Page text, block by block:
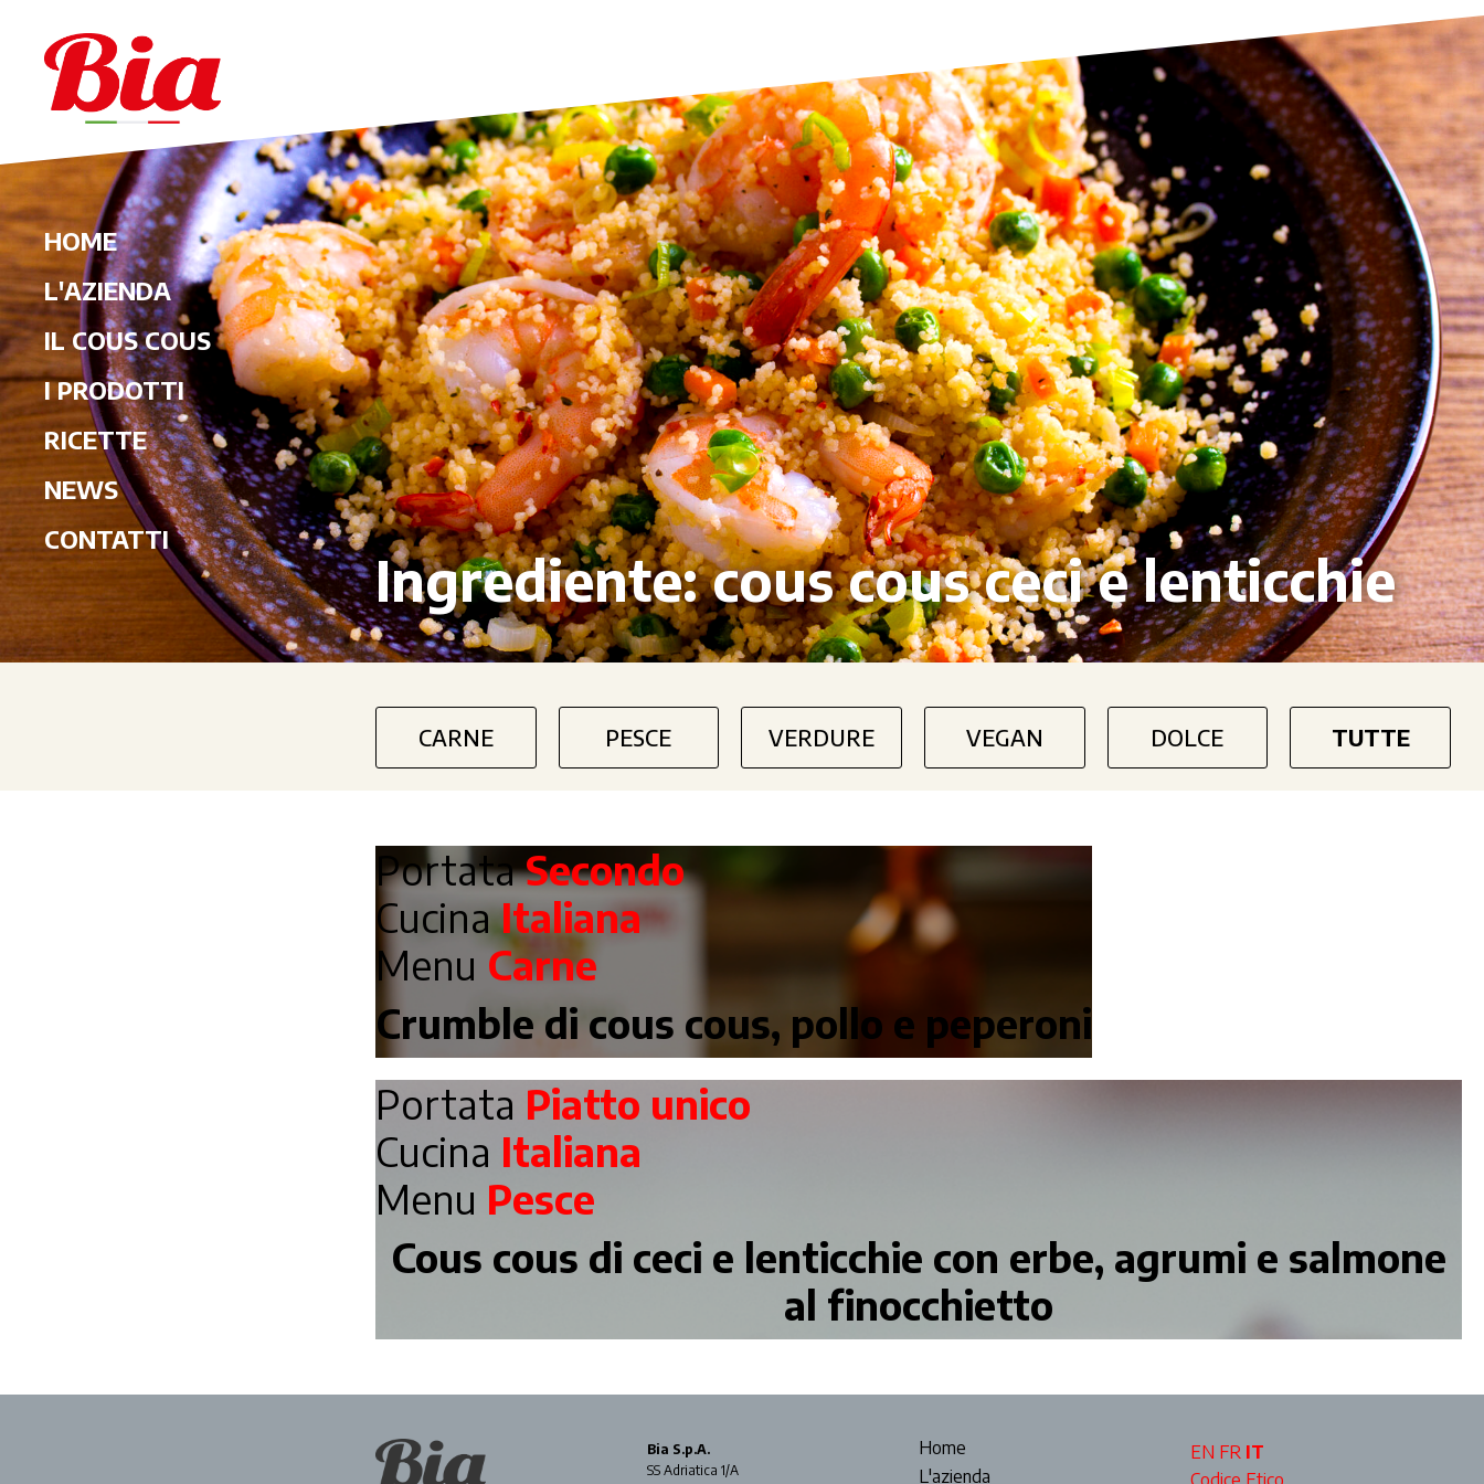
HOME
L'AZIENDA
IL COUS COUS
I PRODOTTI
RICETTE
NEWS
CONTATTI
Ingrediente:cous cous ceci e lenticchie
CARNE PESCE VERDURE VEGAN DOLCE TUTTE
PortataSecondo
CucinaItaliana
Menu Carne
Crumble di cous cous, pollo e peperoni
Portata Piatto unico
Cucina Italiana
Menu Pesce
Cous cous di ceci e lenticchie con erbe, agrumi e salmone
al finocchietto
Bia S.p.A.
SS Adriatica 1/A
Home
L'azienda
EN FR IT
Codice Etico